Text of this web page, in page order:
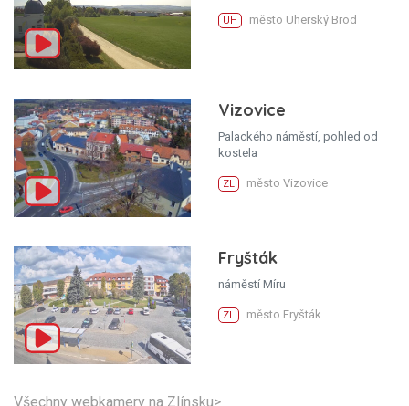
UH město Uherský Brod
Vizovice
Palackého náměstí, pohled od
kostela
ZL město Vizovice
Fryšták
náměstí Míru
ZL město Fryšták
Všechny webkamery na Zlínsku>